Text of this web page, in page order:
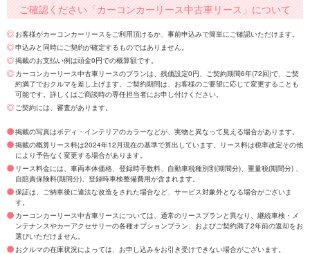
ご確認ください「カーコンカーリース中古車リース」について
お客様がカーコンカーリースをご利用頂けるか、事前申込みで簡単にご確認いただけます。
申込みと同時にご契約が確定するものではありません。
掲載のお支払い例は頭金0円での概算額です。
カーコンカーリース中古車リースのプランは、残価設定0円、ご契約期間6年(72回)で、ご契
約満了でおクルマを差し上げます。ご契約期間は、お客様のご要望に応じて変更することも
可能です。詳しくはご商談時の専任担当者にお申し付けください。
ご契約には、審査があります。
掲載の写真はボディ・インテリアのカラーなどが、実物と異なって見える場合があります。
掲載の概算リース料は2024年12月現在の基準で算出しています。リース料は税率改定その他
により予告なく変更する場合があります。
リース料金には、車両本体価格、登録時手数料、自動車税種別割(期間分)、重量税(期間分) 、
自賠責保険料(期間分)、登録時車検整備費用が含まれます。
保証は、ご納車後に違法な改造をされた場合など、サービス対象外となる場合がございま
す。
カーコンカーリース中古車リースについては、通常のリースプランと異なり、継続車検・メ
ンテナンスやカーアクセサリーの各種オプションプラン、およびご契約満了2年前の返却をお
選びいただけません。
おクルマの在庫状況によっては、お申し込みをお引き受けできない場合がございます。